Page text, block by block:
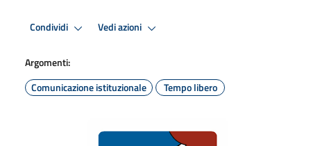
Condividi Vedi azioni
Argomenti:
Comunicazione istituzionale
Tempo libero